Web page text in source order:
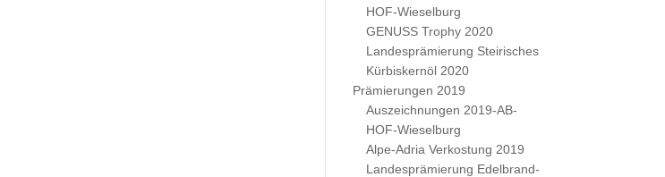
HOF-Wieselburg
GENUSS Trophy 2020
Landesprämierung Steirisches
Kürbiskernöl 2020
Prämierungen 2019
Auszeichnungen 2019-AB-
HOF-Wieselburg
Alpe-Adria Verkostung 2019
Landesprämierung Edelbrand-